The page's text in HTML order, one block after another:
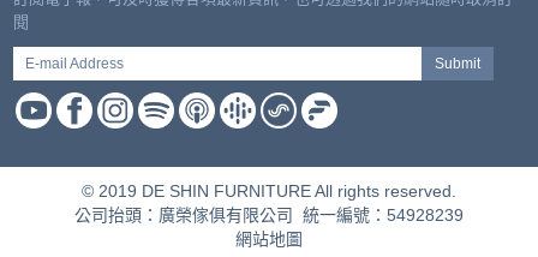
閱
E-mail Address Submit
© 2019 DE SHIN FURNITURE All rights reserved.
公司抬頭：廣榮傢俱有限公司 統一編號：54928239
網站地圖